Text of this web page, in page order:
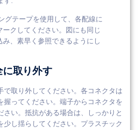
グテープを使用して、各配線に
ークしてください。図にも同じ
み、素早く参照できるようにし
に取り外す
で取り外してください。各コネクタは
握ってください。端子からコネクタを
さい。抵抗がある場合は、しっかりと
少し揺らしてください。プラスチック